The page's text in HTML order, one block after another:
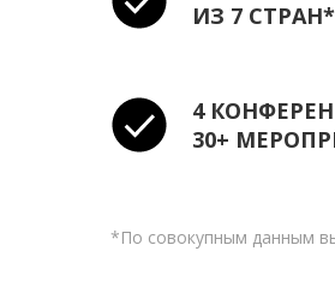
ИЗ 7 СТРАН*
4
30+
*По совокупным данным